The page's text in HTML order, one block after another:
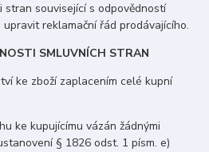
stran související s odpovědností
reklamační řád prodávajícího.
SMLUVNÍCH STRAN
ke zboží zaplacením celé kupní
ke kupujícímu vázán žádnými
§ 1826 odst. 1 písm. e)